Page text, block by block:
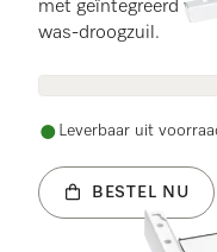
met geïntegreerd
was-droogzuil.
Leverbaar uit
BESTEL NU